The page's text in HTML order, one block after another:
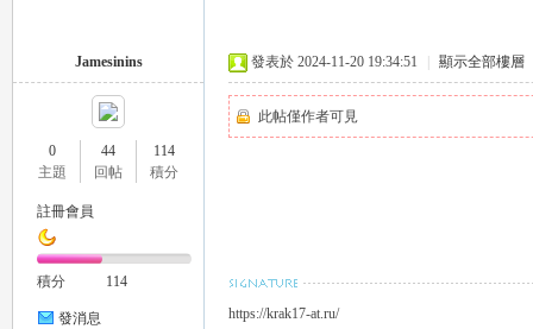
Jamesinins
0
主題
44
回帖
114
積分
註冊會員
積分 114
發消息
發表於 2024-11-20 19:34:51 顯示全部樓層
此帖僅作者可見
https://krak17-at.ru/